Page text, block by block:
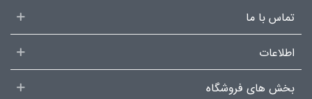
تماس با ما
اطلاعات
بخش های فروشگاه